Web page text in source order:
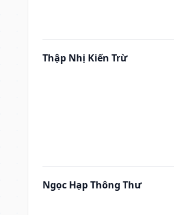
Thập Nhị Kiến Trừ
Ngọc Hạp Thông Thư